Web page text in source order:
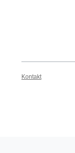
Kontakt